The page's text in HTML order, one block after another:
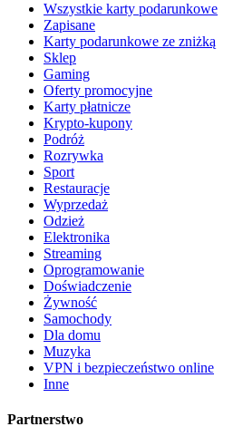
Wszystkie karty podarunkowe
Zapisane
Karty podarunkowe ze zniżką
Sklep
Gaming
Oferty promocyjne
Karty płatnicze
Krypto-kupony
Podróż
Rozrywka
Sport
Restauracje
Wyprzedaż
Odzież
Elektronika
Streaming
Oprogramowanie
Doświadczenie
Żywność
Samochody
Dla domu
Muzyka
VPN i bezpieczeństwo online
Inne
Partnerstwo